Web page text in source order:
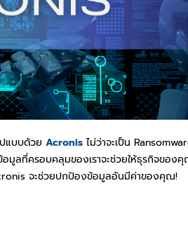
แบบด้วย Acronisไม่ว่าจะเป็น
มูลที่ครอบคลุมของเราจะช่วยให้ธุรกิจของคุ
จะช่วยปกป้องข้อมูลอันมีค่าของคุณ!